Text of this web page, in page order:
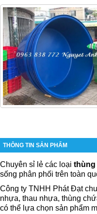
THÔNG TIN SẢN PHẨM
Chuyên sỉ lẻ các loại thùng
sống phân phối trên toàn
Công ty TNHH Phát Đạt
nhựa, thau nhựa, thùng
có thể lựa chọn sản phẩm